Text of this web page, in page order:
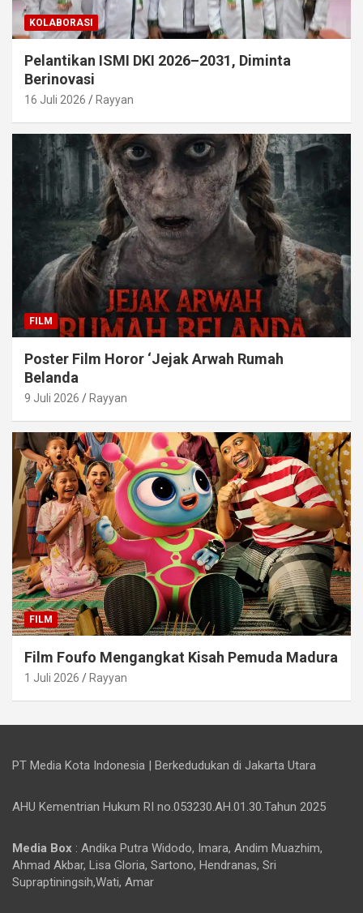
KOLABORASI
Pelantikan ISMI DKI 2026–2031, Diminta
Berinovasi
16 Juli 2026 Rayyan
FILM
Poster Film Horor ‘Jejak Arwah Rumah
Belanda
9 Juli 2026 Rayyan
FILM
Film Foufo Mengangkat Kisah Pemuda Madura
1 Juli 2026 Rayyan
PT Media Kota Indonesia | Berkedudukan di Jakarta Utara
AHU Kementrian Hukum RI no.053230.AH.01.30.Tahun 2025
Media Box : Andika Putra Widodo, Imara, Andim Muazhim,
Ahmad Akbar, Lisa Gloria, Sartono, Hendranas, Sri
Supraptiningsih,Wati, Amar